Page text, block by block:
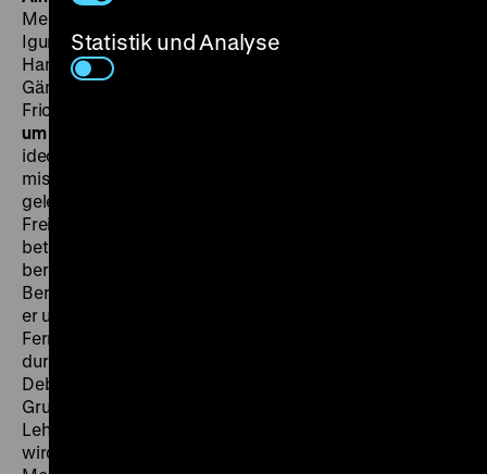
Meichsner, K: Jost Vacano, Peter Arnold, Richard
Igunbor, D: Karl Guttmann, Erika Dannhoff, Hans Baur,
Hans Bausch, Til Erwig, Rainer Rudolph, Claus Theo
Gärtner, Ronald Nitschke, Wilfried Herbst, Andras
Fricsay, 88’
um 19 Uhr · Einführung: Jan Gympel
ideologischen Gängelung und der Bedrohung
missliebiger Personen an der im Sowjetsektor
gelegenen Humboldt-Uni war 1948 in West-Berlin die
Freie Universität gegründet worden. Der daran
beteiligte Dieter Meichsner hatte diesen Vorgängen
bereits 1954 mit seinem Roman „Die Studenten von
Berlin“ ein literarisches Denkmal gesetzt. 1968 sahen
er und sein einstiger Kommilitone, der renommierte
Fernsehregisseur Rolf Hädrich, ihre Alma Mater erneut
durch totalitären Gesinnungsterror bedroht: In den
Debatten um eine Reform der Hochschule legen
Gruppen zunehmend militanter „Aktivisten“ den
Lehrbetrieb lahm, wer ihnen zu widersprechen wagt,
wird niedergebrüllt oder sogar körperlich angegangen.
Statistik und Analyse